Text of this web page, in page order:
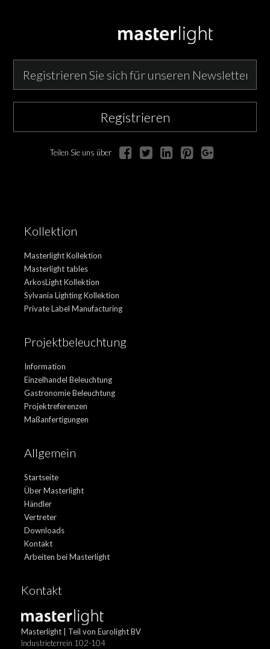
Registrieren
Teilen Sie uns über
Kollektion
Masterlight Kollektion
Masterlight tables
ArkosLight Kollektion
Sylvania Lighting Kollektion
Private Label Manufacturing
Projektbeleuchtung
Information
Einzelhandel Beleuchtung
Gastronomie Beleuchtung
Projektreferenzen
Maßanfertigungen
Allgemein
Startseite
Über Masterlight
Händler
Vertreter
Downloads
Kontakt
Arbeiten bei Masterlight
Kontakt
Masterlight | Teil von Eurolight BV
Industrieterrein 102-104